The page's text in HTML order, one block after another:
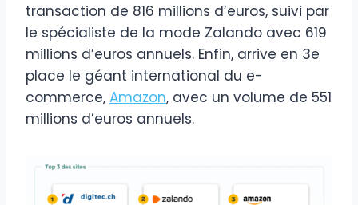
transaction de 816 millions d’euros, suivi par
le spécialiste de la mode Zalando avec 619
millions d’euros annuels. Enfin, arrive en 3e
place le géant international du e-
commerce, Amazon, avec un volume de 551
millions d’euros annuels.